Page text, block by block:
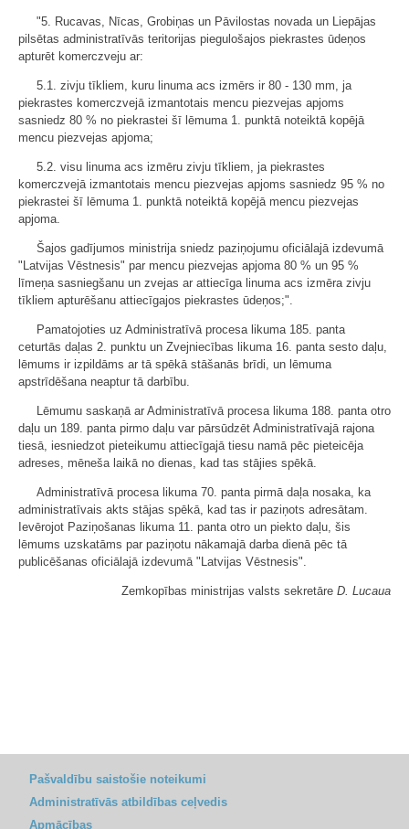
"5. Rucavas, Nīcas, Grobiņas un Pāvilostas novada un Liepājas
pilsētas administratīvās teritorijas piegulošajos piekrastes ūdeņos
apturēt komerczveju ar:
5.1. zivju tīkliem, kuru linuma acs izmērs ir 80 - 130 mm, ja
piekrastes komerczvejā izmantotais mencu piezvejas apjoms
sasniedz 80 % no piekrastei šī lēmuma 1. punktā noteiktā kopējā
mencu piezvejas apjoma;
5.2. visu linuma acs izmēru zivju tīkliem, ja piekrastes
komerczvejā izmantotais mencu piezvejas apjoms sasniedz 95 % no
piekrastei šī lēmuma 1. punktā noteiktā kopējā mencu piezvejas
apjoma.
Šajos gadījumos ministrija sniedz paziņojumu oficiālajā izdevumā
"Latvijas Vēstnesis" par mencu piezvejas apjoma 80 % un 95 %
līmeņa sasniegšanu un zvejas ar attiecīga linuma acs izmēra zivju
tīkliem apturēšanu attiecīgajos piekrastes ūdeņos;".
Pamatojoties uz Administratīvā procesa likuma 185. panta
ceturtās daļas 2. punktu un Zvejniecības likuma 16. panta sesto daļu,
lēmums ir izpildāms ar tā spēkā stāšanās brīdi, un lēmuma
apstrīdēšana neaptur tā darbību.
Lēmumu saskaņā ar Administratīvā procesa likuma 188. panta otro
daļu un 189. panta pirmo daļu var pārsūdzēt Administratīvajā rajona
tiesā, iesniedzot pieteikumu attiecīgajā tiesu namā pēc pieteicēja
adreses, mēneša laikā no dienas, kad tas stājies spēkā.
Administratīvā procesa likuma 70. panta pirmā daļa nosaka, ka
administratīvais akts stājas spēkā, kad tas ir paziņots adresātam.
Ievērojot Paziņošanas likuma 11. panta otro un piekto daļu, šis
lēmums uzskatāms par paziņotu nākamajā darba dienā pēc tā
publicēšanas oficiālajā izdevumā "Latvijas Vēstnesis".
Zemkopības ministrijas valsts sekretāre D. Lucaua
Pašvaldību saistošie noteikumi
Administratīvās atbildības ceļvedis
Apmācības